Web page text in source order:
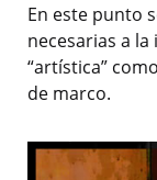
En este punto
necesarias a
“artística”
de marco.